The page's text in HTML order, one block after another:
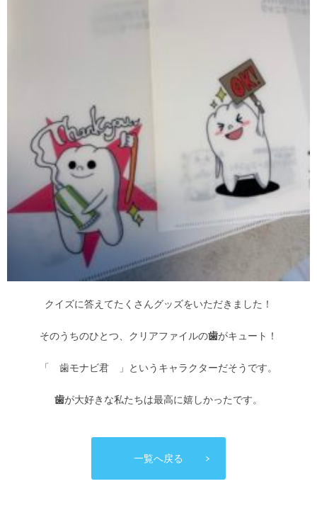
クイズに答えてたくさんグッズをいただきました！
そのうちのひとつ、クリアファイルの歯がキュート！
「 歯モナビ君 」というキャラクターだそうです。
歯が大好きな私たちは最高に嬉しかったです。
一覧へ戻る